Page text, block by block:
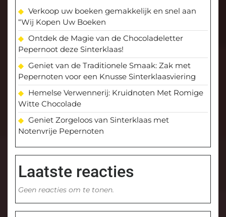
Verkoop uw boeken gemakkelijk en snel aan
“Wij Kopen Uw Boeken
Ontdek de Magie van de Chocoladeletter
Pepernoot deze Sinterklaas!
Geniet van de Traditionele Smaak: Zak met
Pepernoten voor een Knusse Sinterklaasviering
Hemelse Verwennerij: Kruidnoten Met Romige
Witte Chocolade
Geniet Zorgeloos van Sinterklaas met
Notenvrije Pepernoten
Laatste reacties
Geen reacties om te tonen.